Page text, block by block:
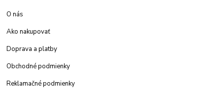
O nás
Ako nakupovať
Doprava a platby
Obchodné podmienky
Reklamačné podmienky